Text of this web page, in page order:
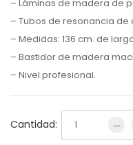
– Láminas de madera de
– Tubos de resonancia de
– Medidas: 136 cm. de
– Bastidor de madera
– Nivel profesional.
Cantidad: